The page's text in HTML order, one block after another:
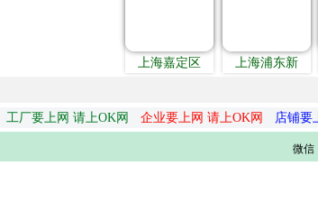
上海嘉定区 上海浦东新
工厂要上网 请上OK网
企业要上网 请上OK网 店铺要
微信